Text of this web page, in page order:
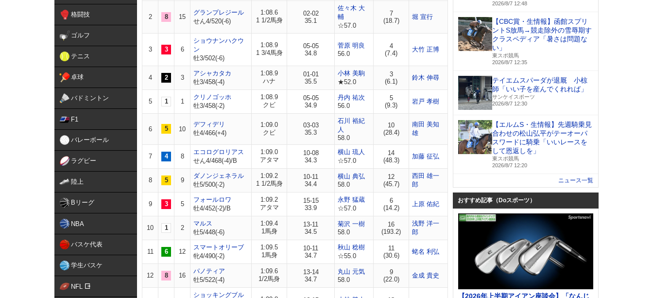
格闘技
ゴルフ
テニス
卓球
バドミントン
F1
バレーボール
ラグビー
陸上
Bリーグ
NBA
バスケ代表
学生バスケ
NFL
2 8 15
グランプレジール
せん4/520(-6)
1:08.6
1 1/2馬身
02-02
35.1
佐々木 大
輔
☆57.0
7
(18.7)
堀 宣行
3 3 6
ショウナンハクウ
ン
牡3/502(-6)
1:08.9
1 3/4馬身
05-05
34.8
菅原 明良
56.0
4
(7.4)
大竹 正博
4 2 3
アシャカタカ
牡3/458(-4)
1:08.9
ハナ
01-01
35.5
小林 美駒
★52.0
3
(6.1)
鈴木 伸尋
5 1 1
クリノゴッホ
牡3/458(-2)
1:08.9
クビ
05-05
34.9
丹内 祐次
56.0
5
(9.3)
岩戸 孝樹
6 5 10
デフィデリ
牡4/466(+4)
1:09.0
クビ
03-03
35.3
石川 裕紀
人
58.0
10
(28.4)
南田 美知
雄
7 4 8
エコログロリアス
せん4/468(-4)/B
1:09.0
アタマ
10-08
34.3
横山 琉人
☆57.0
14
(48.3)
加藤 征弘
8 5 9
ダノンジェネラル
牡5/500(-2)
1:09.2
1 1/2馬身
10-11
34.4
横山 典弘
58.0
12
(45.7)
西田 雄一
郎
9 3 5
フォールロワ
牡4/452(-2)/B
1:09.2
アタマ
15-15
33.9
永野 猛蔵
☆57.0
6
(14.2)
上原 佑紀
10 1 2
マルス
牡5/448(-6)
1:09.4
1馬身
13-11
34.5
菊沢 一樹
58.0
16
(193.2)
浅野 洋一
郎
11 6 12
スマートオリーブ
牝4/490(-2)
1:09.5
1馬身
10-11
34.7
秋山 稔樹
☆55.0
11
(30.6)
蛯名 利弘
12 8 16
パノティア
牡5/522(-4)
1:09.6
1/2馬身
13-14
34.7
丸山 元気
58.0
9
(22.0)
金成 貴史
ショッキングブル
2026/8/7 12:48
【CBC賞・生情報】函館スプリ
ントS放馬→競走除外の雪辱期す
クラスペディア「暑さは問題な
い」
東スポ競馬
2026/8/7 12:35
テイエムスパーダが退厩 小椋
師「いい子を産んでくれれば」
サンケイスポーツ
2026/8/7 12:30
【エルムS・生情報】先週騎乗見
合わせの松山弘平がテーオーパ
スワードに騎乗「いいレースを
して恩返しを」
東スポ競馬
2026/8/7 12:20
ニュース一覧
おすすめ記事（Doスポーツ）
【2026年上半期アイアン座談会】「なんじ